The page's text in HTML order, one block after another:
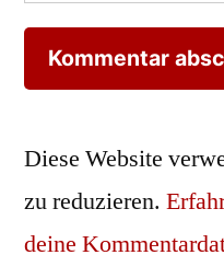
Diese Website
zu reduzieren.
deine